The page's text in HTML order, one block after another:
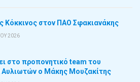
Κόκκινος στον ΠΑΟ Σφακιανάκης
2026
στο προπονητικό team του
ο Μάκης Μουζακίτης